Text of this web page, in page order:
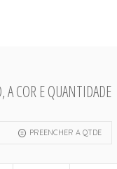
COR E QUANTIDADE
PREENCHER A QTDE